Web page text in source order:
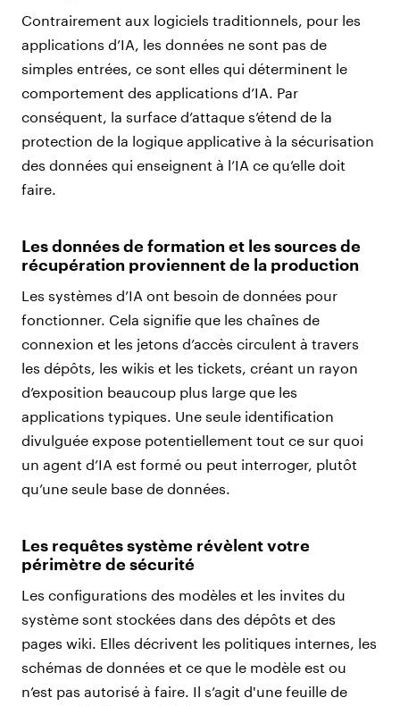
Contrairement aux logiciels traditionnels, pour les
applications d’IA, les données ne sont pas de
simples entrées, ce sont elles qui déterminent le
comportement des applications d’IA. Par
conséquent, la surface d’attaque s’étend de la
protection de la logique applicative à la sécurisation
des données qui enseignent à l’IA ce qu’elle doit
faire.
Les données de formation et les sources de
récupération proviennent de la production
Les systèmes d’IA ont besoin de données pour
fonctionner. Cela signifie que les chaînes de
connexion et les jetons d’accès circulent à travers
les dépôts, les wikis et les tickets, créant un rayon
d’exposition beaucoup plus large que les
applications typiques. Une seule identification
divulguée expose potentiellement tout ce sur quoi
un agent d’IA est formé ou peut interroger, plutôt
qu’une seule base de données.
Les requêtes système révèlent votre
périmètre de sécurité
Les configurations des modèles et les invites du
système sont stockées dans des dépôts et des
pages wiki. Elles décrivent les politiques internes, les
schémas de données et ce que le modèle est ou
n’est pas autorisé à faire. Il s’agit d'une feuille de